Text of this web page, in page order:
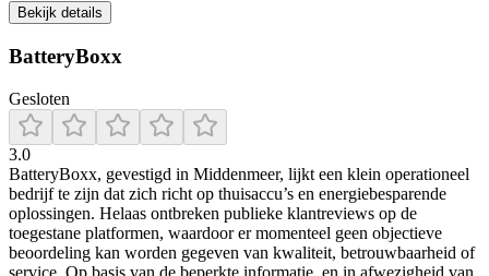
Bekijk details
BatteryBoxx
Gesloten
3.0
BatteryBoxx, gevestigd in Middenmeer, lijkt een klein operationeel
bedrijf te zijn dat zich richt op thuisaccu’s en energiebesparende
oplossingen. Helaas ontbreken publieke klantreviews op de
toegestane platformen, waardoor er momenteel geen objectieve
beoordeling kan worden gegeven van kwaliteit, betrouwbaarheid of
service. Op basis van de beperkte informatie, en in afwezigheid van